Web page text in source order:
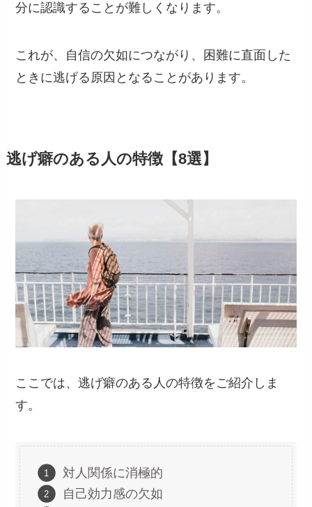
分に認識することが難しくなります。
これが、自信の欠如につながり、困難に直面した
ときに逃げる原因となることがあります。
逃げ癖のある人の特徴【8選】
ここでは、逃げ癖のある人の特徴をご紹介しま
す。
対人関係に消極的
自己効力感の欠如